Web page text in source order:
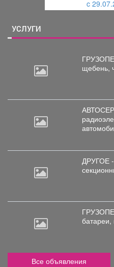
c
УСЛУГИ
щебень,
ДРУГОЕ
батареи,
Все объявления